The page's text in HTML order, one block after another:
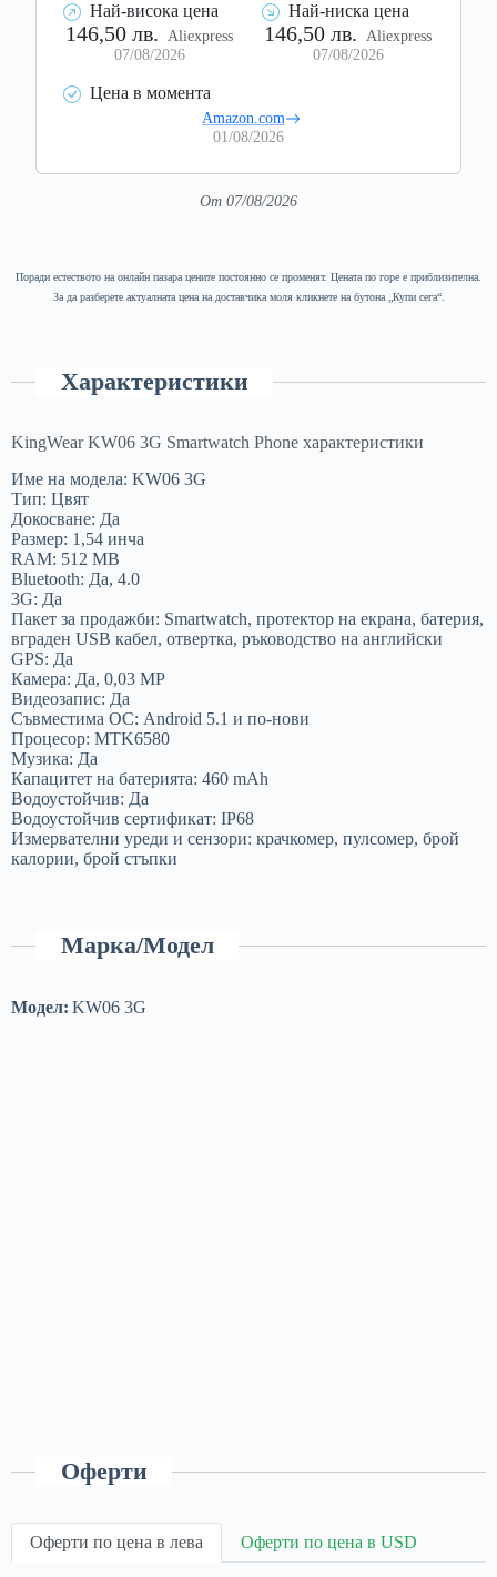
Най-висока цена
146,50 лв. Aliexpress
07/08/2026
Най-ниска цена
146,50 лв. Aliexpress
07/08/2026
Цена в момента
Amazon.com
01/08/2026
От 07/08/2026
Поради естеството на онлайн пазара цените постоянно се променят. Цената по горе е приблизителна.
За да разберете актуалната цена на доставчика моля кликнете на бутона „Купи сега“.
Характеристики
KingWear KW06 3G Smartwatch Phone характеристики
Име на модела: KW06 3G
Тип: Цвят
Докосване: Да
Размер: 1,54 инча
RAM: 512 MB
Bluetooth: Да, 4.0
3G: Да
Пакет за продажби: Smartwatch, протектор на екрана, батерия,
вграден USB кабел, отвертка, ръководство на английски
GPS: Да
Камера: Да, 0,03 MP
Видеозапис: Да
Съвместима ОС: Android 5.1 и по-нови
Процесор: MTK6580
Музика: Да
Капацитет на батерията: 460 mAh
Водоустойчив: Да
Водоустойчив сертификат: IP68
Измервателни уреди и сензори: крачкомер, пулсомер, брой
калории, брой стъпки
Марка/Модел
Модел: KW06 3G
Оферти
Оферти по цена в лева Оферти по цена в USD